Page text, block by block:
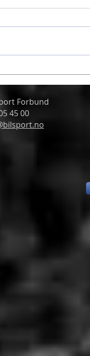
Forbund
45 00